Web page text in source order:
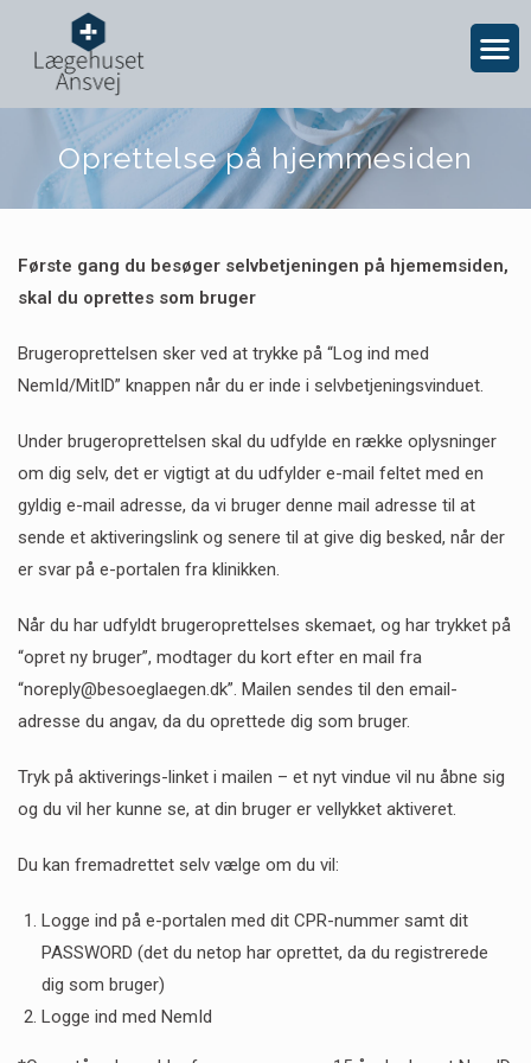
Oprettelse på hjemmesiden
Første gang du besøger selvbetjeningen på hjememsiden,
skal du oprettes som bruger
Brugeroprettelsen sker ved at trykke på “Log ind med
NemId/MitID” knappen når du er inde i selvbetjeningsvinduet.
Under brugeroprettelsen skal du udfylde en række oplysninger
om dig selv, det er vigtigt at du udfylder e-mail feltet med en
gyldig e-mail adresse, da vi bruger denne mail adresse til at
sende et aktiveringslink og senere til at give dig besked, når der
er svar på e-portalen fra klinikken.
Når du har udfyldt brugeroprettelses skemaet, og har trykket på
“opret ny bruger”, modtager du kort efter en mail fra
“noreply@besoeglaegen.dk”. Mailen sendes til den email-
adresse du angav, da du oprettede dig som bruger.
Tryk på aktiverings-linket i mailen – et nyt vindue vil nu åbne sig
og du vil her kunne se, at din bruger er vellykket aktiveret.
Du kan fremadrettet selv vælge om du vil:
Logge ind på e-portalen med dit CPR-nummer samt dit
PASSWORD (det du netop har oprettet, da du registrerede
dig som bruger)
Logge ind med NemId